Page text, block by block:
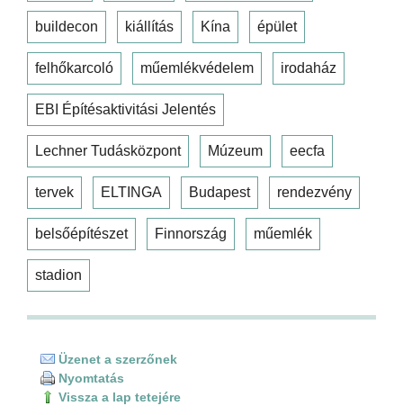
buildecon kiállítás Kína épület
felhőkarcoló műemlékvédelem irodaház
EBI Építésaktivitási Jelentés
Lechner Tudásközpont Múzeum eecfa
tervek ELTINGA Budapest rendezvény
belsőépítészet Finnország műemlék
stadion
Üzenet a szerzőnek
Nyomtatás
Vissza a lap tetejére